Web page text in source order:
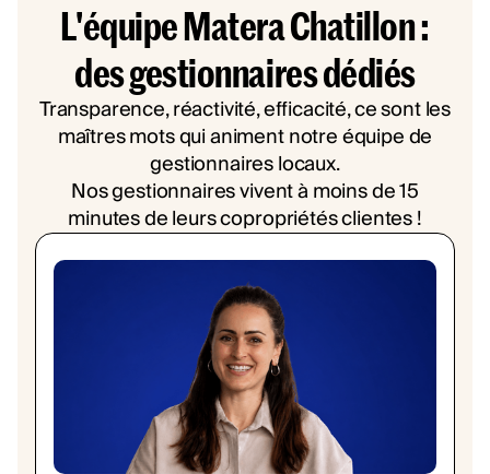
L'équipe Matera Chatillon :
des gestionnaires dédiés
Transparence, réactivité, efficacité, ce sont les
maîtres mots qui animent notre équipe de
gestionnaires locaux.
Nos gestionnaires vivent à moins de 15
minutes de leurs copropriétés clientes !